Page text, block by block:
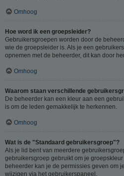
Omhoog
Hoe word ik een groepsleider?
Gebruikersgroepen worden door de
wie de groepsleider is. Als je een
opnemen met de beheerder, dit kan door
Omhoog
Waarom staan verschillende
De beheerder kan een kleur aan een
is om de leden gemakkelijk te herkennen.
Omhoog
Wat is de "Standaard gebruikersgroep"?
Als je lid bent van meerdere
gebruikersgroep gebruikt om je
beheerder kan je de permissies geven om
wijzigen via het gebruikerspaneel.